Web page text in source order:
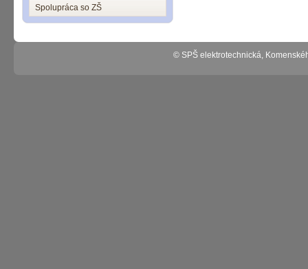
Spolupráca so ZŠ
© SPŠ elektrotechnická,